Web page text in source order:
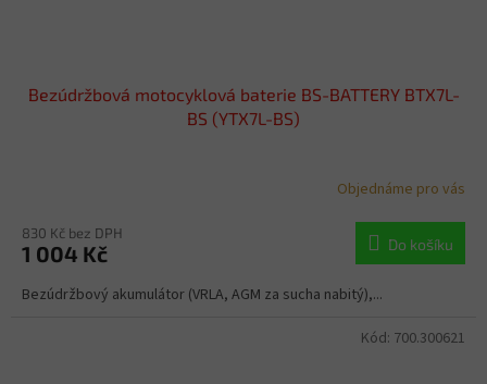
Bezúdržbová motocyklová baterie BS-BATTERY BTX7L-
BS (YTX7L-BS)
Objednáme pro vás
830 Kč bez DPH
1 004 Kč Do košíku
Bezúdržbový akumulátor (VRLA, AGM za sucha nabitý),...
Kód: 700.300621